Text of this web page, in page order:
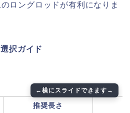
ロングロッドが有利になりま
択ガイド
推奨長さ